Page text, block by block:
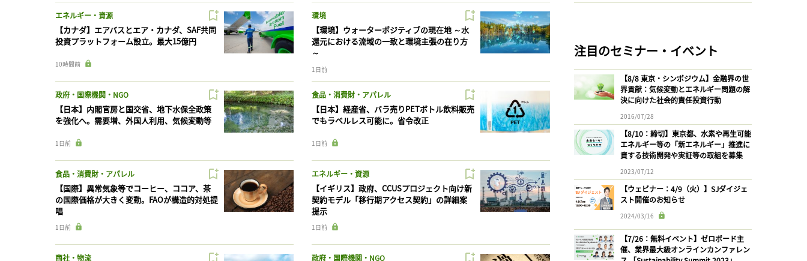
エネルギー・資源
【カナダ】エアバスとエア・カナダ、SAF共同
投資プラットフォーム設立。最大15億円
10時間前
環境
【環境】ウォーターポジティブの現在地 ～水
還元における流域の一致と環境主張の在り方
～
1日前
政府・国際機関・NGO
【日本】内閣官房と国交省、地下水保全政策
を強化へ。需要増、外国人利用、気候変動等
1日前
食品・消費財・アパレル
【日本】経産省、バラ売りPETボトル飲料販売
でもラベルレス可能に。省令改正
1日前
食品・消費財・アパレル
【国際】異常気象等でコーヒー、ココア、茶
の国際価格が大きく変動。FAOが構造的対処提
唱
1日前
エネルギー・資源
【イギリス】政府、CCUSプロジェクト向け新
契約モデル「移行期アクセス契約」の詳細案
提示
1日前
商社・物流 政府・国際機関・NGO
注目のセミナー・イベント
【8/8 東京・シンポジウム】金融界の世
界貢献：気候変動とエネルギー問題の解
決に向けた社会的責任投資行動
2016/07/28
【8/10：締切】東京都、水素や再生可能
エネルギー等の「新エネルギー」推進に
資する技術開発や実証等の取組を募集
2023/07/12
【ウェビナー：4/9（火）】SJダイジェ
スト開催のお知らせ
2024/03/16
【7/26：無料イベント】ゼロボード主
催、業界最大級オンラインカンファレン